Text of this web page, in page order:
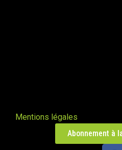
Le Poizat-
Mentions légales
Abonnement à